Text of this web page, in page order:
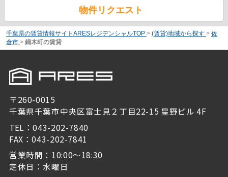
物件リクエスト
千葉県の賃貸情報サイトARESレジデンシャルTOP > (賃貸)地域から探す > 佐
倉市 > 鏑木町の賃貸
〒260-0015
千葉県千葉市中央区富士見２丁目22-15 星野ビル 4F
TEL：043-202-7840
FAX：043-202-7841
営業時間：10:00～18:30
定休日：水曜日